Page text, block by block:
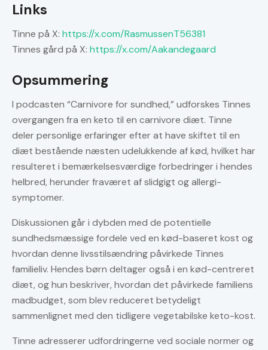
Links
Tinne på X: https://x.com/RasmussenT56381
Tinnes gård på X: https://x.com/Aakandegaard
Opsummering
I podcasten “Carnivore for sundhed,” udforskes Tinnes
overgangen fra en keto til en carnivore diæt. Tinne
deler personlige erfaringer efter at have skiftet til en
diæt bestående næsten udelukkende af kød, hvilket har
resulteret i bemærkelsesværdige forbedringer i hendes
helbred, herunder fraværet af slidgigt og allergi-
symptomer.
Diskussionen går i dybden med de potentielle
sundhedsmæssige fordele ved en kød-baseret kost og
hvordan denne livsstilsændring påvirkede Tinnes
familieliv. Hendes børn deltager også i en kød-centreret
diæt, og hun beskriver, hvordan det påvirkede familiens
madbudget, som blev reduceret betydeligt
sammenlignet med den tidligere vegetabilske keto-kost.
Tinne adresserer udfordringerne ved sociale normer og